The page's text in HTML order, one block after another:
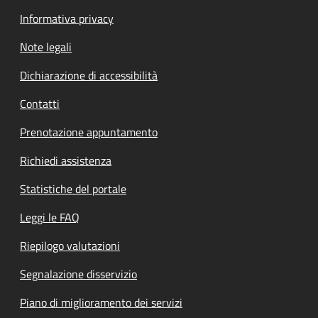
Informativa privacy
Note legali
Dichiarazione di accessibilità
Contatti
Prenotazione appuntamento
Richiedi assistenza
Statistiche del portale
Leggi le FAQ
Riepilogo valutazioni
Segnalazione disservizio
Piano di miglioramento dei servizi